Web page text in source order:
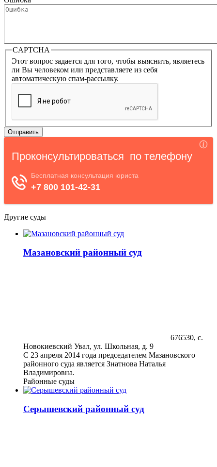
CAPTCHA
Этот вопрос задается для того, чтобы выяснить, являетесь
ли Вы человеком или представляете из себя
автоматическую спам-рассылку.
Другие суды
Мазановский районный суд
676530, с.
Новокиевский Увал, ул. Школьная, д. 9
С 23 апреля 2014 года председателем Мазановского
районного суда является Знатнова Наталья
Владимировна.
Районные суды
Серышевский районный суд